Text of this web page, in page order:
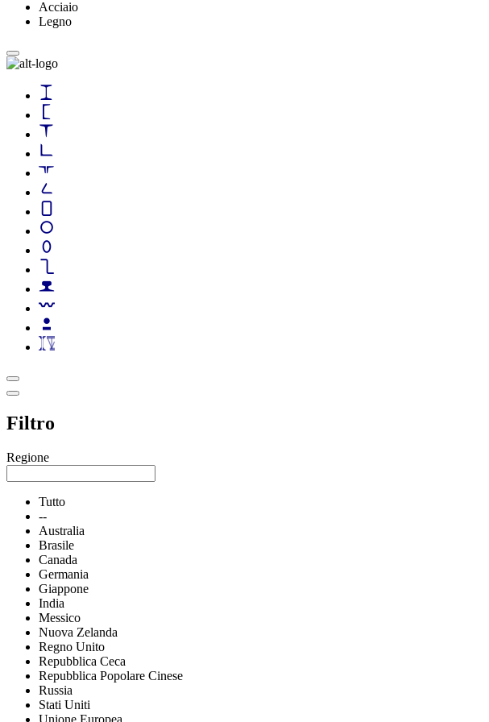
Acciaio
Legno
Filtro
Regione
Tutto
--
Australia
Brasile
Canada
Germania
Giappone
India
Messico
Nuova Zelanda
Regno Unito
Repubblica Ceca
Repubblica Popolare Cinese
Russia
Stati Uniti
Unione Europea